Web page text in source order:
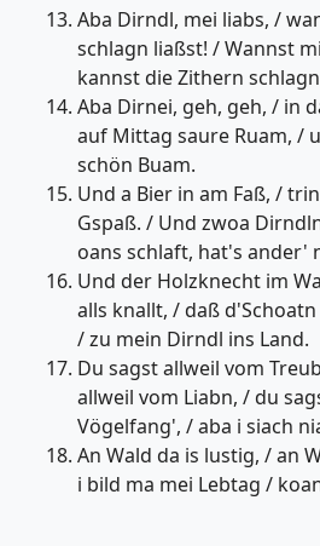
Aba Dirndl, mei liabs, /
schlagn liaßst! / Wannst
kannst die Zithern
Aba Dirnei, geh, geh, / in
auf Mittag saure Ruam, /
schön Buam.
Und a Bier in am Faß, /
Gspaß. / Und zwoa
oans schlaft, hat's ander'
Und der Holzknecht im
alls knallt, / daß
/ zu mein Dirndl ins Land.
Du sagst allweil vom
allweil vom Liabn, / du
Vögelfang', / aba i siach
An Wald da is lustig, / an
i bild ma mei Lebtag /